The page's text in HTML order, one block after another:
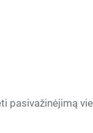
pasivažinėjimą